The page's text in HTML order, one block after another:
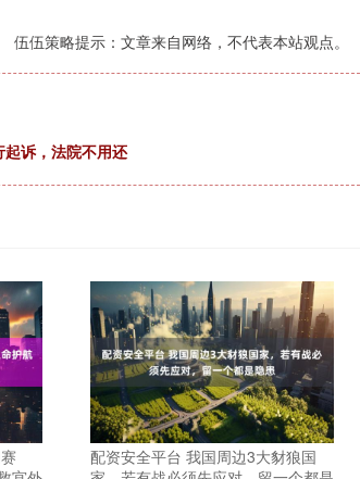
伍伍策略提示：文章来自网络，不代表本站观点。
诉，法院不用还
配资安全平台 我国周边3大豺狼国